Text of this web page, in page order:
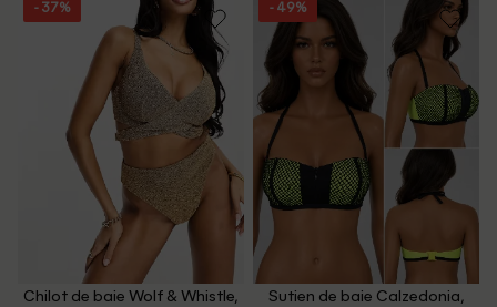
- 37%
Chilot de baie Wolf & Whistle,
- 49%
Sutien de baie Calzedonia,